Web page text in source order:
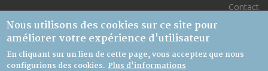
Contact
Mon compte
Nous utilisons des cookies sur ce site pour
améliorer votre expérience d'utilisateur
En cliquant sur un lien de cette page, vous acceptez que nous
configurions des cookies. Plus d'informations